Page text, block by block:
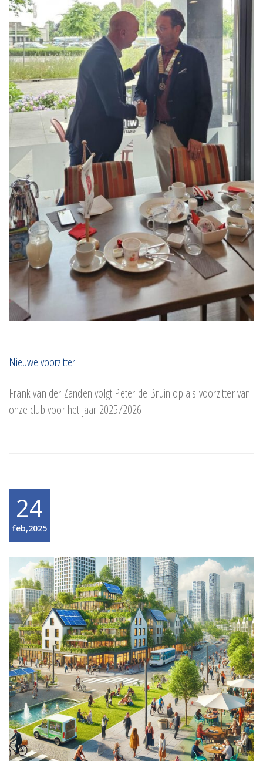
Nieuwe voorzitter
Frank van der Zanden volgt Peter de Bruin op als voorzitter van
onze club voor het jaar 2025/2026. .
24
feb,2025